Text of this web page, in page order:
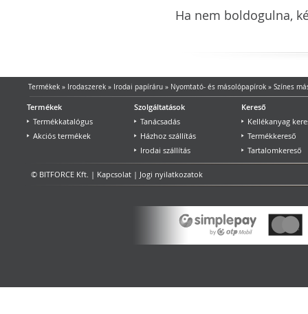
Ha nem boldogulna,
Termékek» Irodaszerek» Irodai papíráru» Nyomtató- és másolópapírok» Színes
Termékek
Termékkatalógus
Akciós termékek
Szolgáltatások
Tanácsadás
Házhoz szállítás
Irodai szállítás
Kereső
Kellékanyag
Termékkereső
Tartalomkereső
© BITFORCE Kft. | Kapcsolat | Jogi nyilatkozatok